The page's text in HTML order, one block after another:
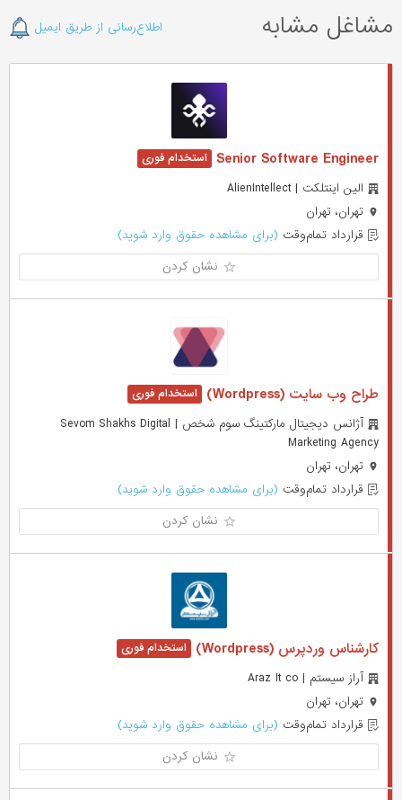
مشاغل مشابه اطلاع‌رسانی از طریق ایمیل
Senior Software Engineer
الین اینتلکت | AlienIntellect
تهران، تهران
قرارداد تمام‌وقت (برای مشاهده حقوق وارد شوید)
نشان کردن
طراح وب سایت (Wordpress)
آژانس دیجیتال مارکتینگ سوم شخص | Sevom Shakhs Digital
Marketing Agency
تهران، تهران
قرارداد تمام‌وقت (برای مشاهده حقوق وارد شوید)
نشان کردن
کارشناس وردپرس (Wordpress)
آراز سیستم | Araz It co
تهران، تهران
قرارداد تمام‌وقت (برای مشاهده حقوق وارد شوید)
نشان کردن